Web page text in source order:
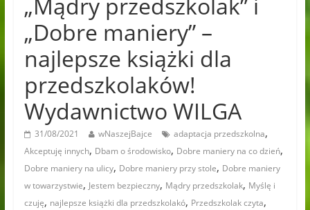
„Dobre maniery” –
najlepsze książki dla
przedszkolaków!
Wydawnictwo WILGA
31/08/2021 wNaszejBajce adaptacja przedszkolna,
Akceptuję innych, Dbam o środowisko, Dobre maniery na co dzień,
Dobre maniery na ulicy, Dobre maniery przy stole, Dobre maniery
w towarzystwie, Jestem bezpieczny, Mądry przedszkolak, Myślę i
czuję, najlepsze książki dla przedszkolakó, Przedszkolak czyta,